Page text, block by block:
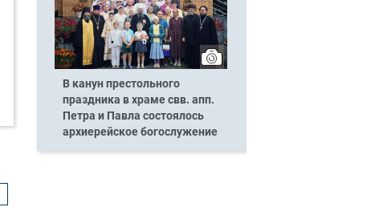
В канун престольного
праздника в храме свв. апп.
Петра и Павла состоялось
архиерейское богослужение